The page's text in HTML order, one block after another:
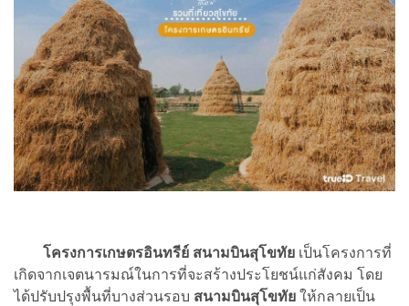
โครงการเกษตรอินทรีย์ สนามบินสุโขทัย เป็นโครงการที่
เกิดจากเจตนารมณ์ในการที่จะสร้างประโยชน์แก่สังคม โดย
ได้ปรับปรุงพื้นที่บางส่วนรอบ สนามบินสุโขทัย ให้กลายเป็น